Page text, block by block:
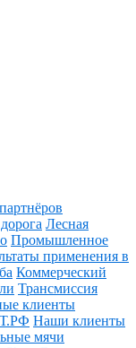
Лесная
Промышленное
применения в
Коммерческий
Трансмиссия
клиенты
Наши клиенты
мячи